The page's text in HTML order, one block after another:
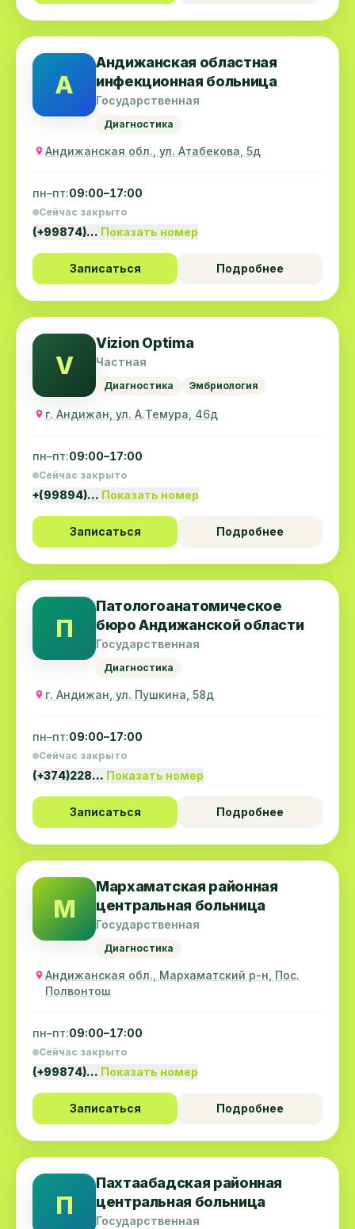
А
Андижанская областная
инфекционная больница
Государственная
Диагностика
Андижанская обл., ул. Атабекова, 5д
пн–пт:09:00–17:00
Сейчас закрыто
(+99874)… Показать номер
Записаться Подробнее
V
Vizion Optima
Частная
Диагностика Эмбриология
г. Андижан, ул. А.Темура, 46д
пн–пт:09:00–17:00
Сейчас закрыто
+(99894)… Показать номер
Записаться Подробнее
П
Патологоанатомическое
бюро Андижанской области
Государственная
Диагностика
г. Андижан, ул. Пушкина, 58д
пн–пт:09:00–17:00
Сейчас закрыто
(+374)228… Показать номер
Записаться Подробнее
М
Мархаматская районная
центральная больница
Государственная
Диагностика
Андижанская обл., Mархаматский р-н, Пос.
Полвонтош
пн–пт:09:00–17:00
Сейчас закрыто
(+99874)… Показать номер
Записаться Подробнее
П
Пахтаабадская районная
центральная больница
Государственная